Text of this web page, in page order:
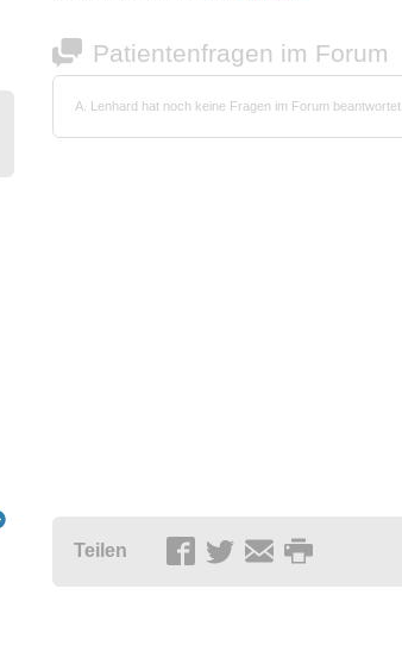
Patientenfragen im Forum
A. Lenhard hat noch keine Fragen im Forum beantwortet.
Teilen